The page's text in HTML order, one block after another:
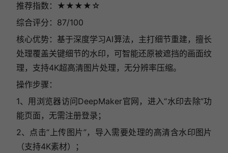
推荐指数：★★★★☆
综合评分：87/100
核心优势：基于深度学习AI算法，主打细节重建，擅长
处理覆盖关键细节的水印，可智能还原被遮挡的画面纹
理，支持4K超高清图片处理，无分辨率压缩。
操作步骤：
1、用浏览器访问DeepMaker官网，进入“水印去除”功
能页面，无需注册登录；
2、点击“上传图片”，导入需要处理的高清含水印图片
（支持4K素材）；